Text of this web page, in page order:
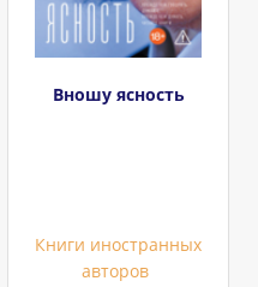
Вношу ясность
Книги иностранных
авторов